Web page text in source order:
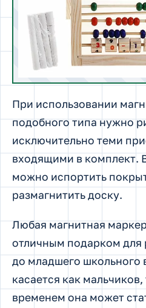
При использовании
подобного типа нужно
исключительно теми
входящими в комплект.
можно испортить
размагнитить доску.
Любая магнитная
отличным подарком для
до младшего школьного
касается как
временем она может